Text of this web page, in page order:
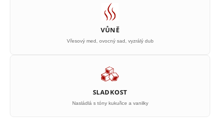
VŮNĚ
Vřesový med, ovocný sad, vyzrálý dub
SLADKOST
Nasládlá s tóny kukuřice a vanilky